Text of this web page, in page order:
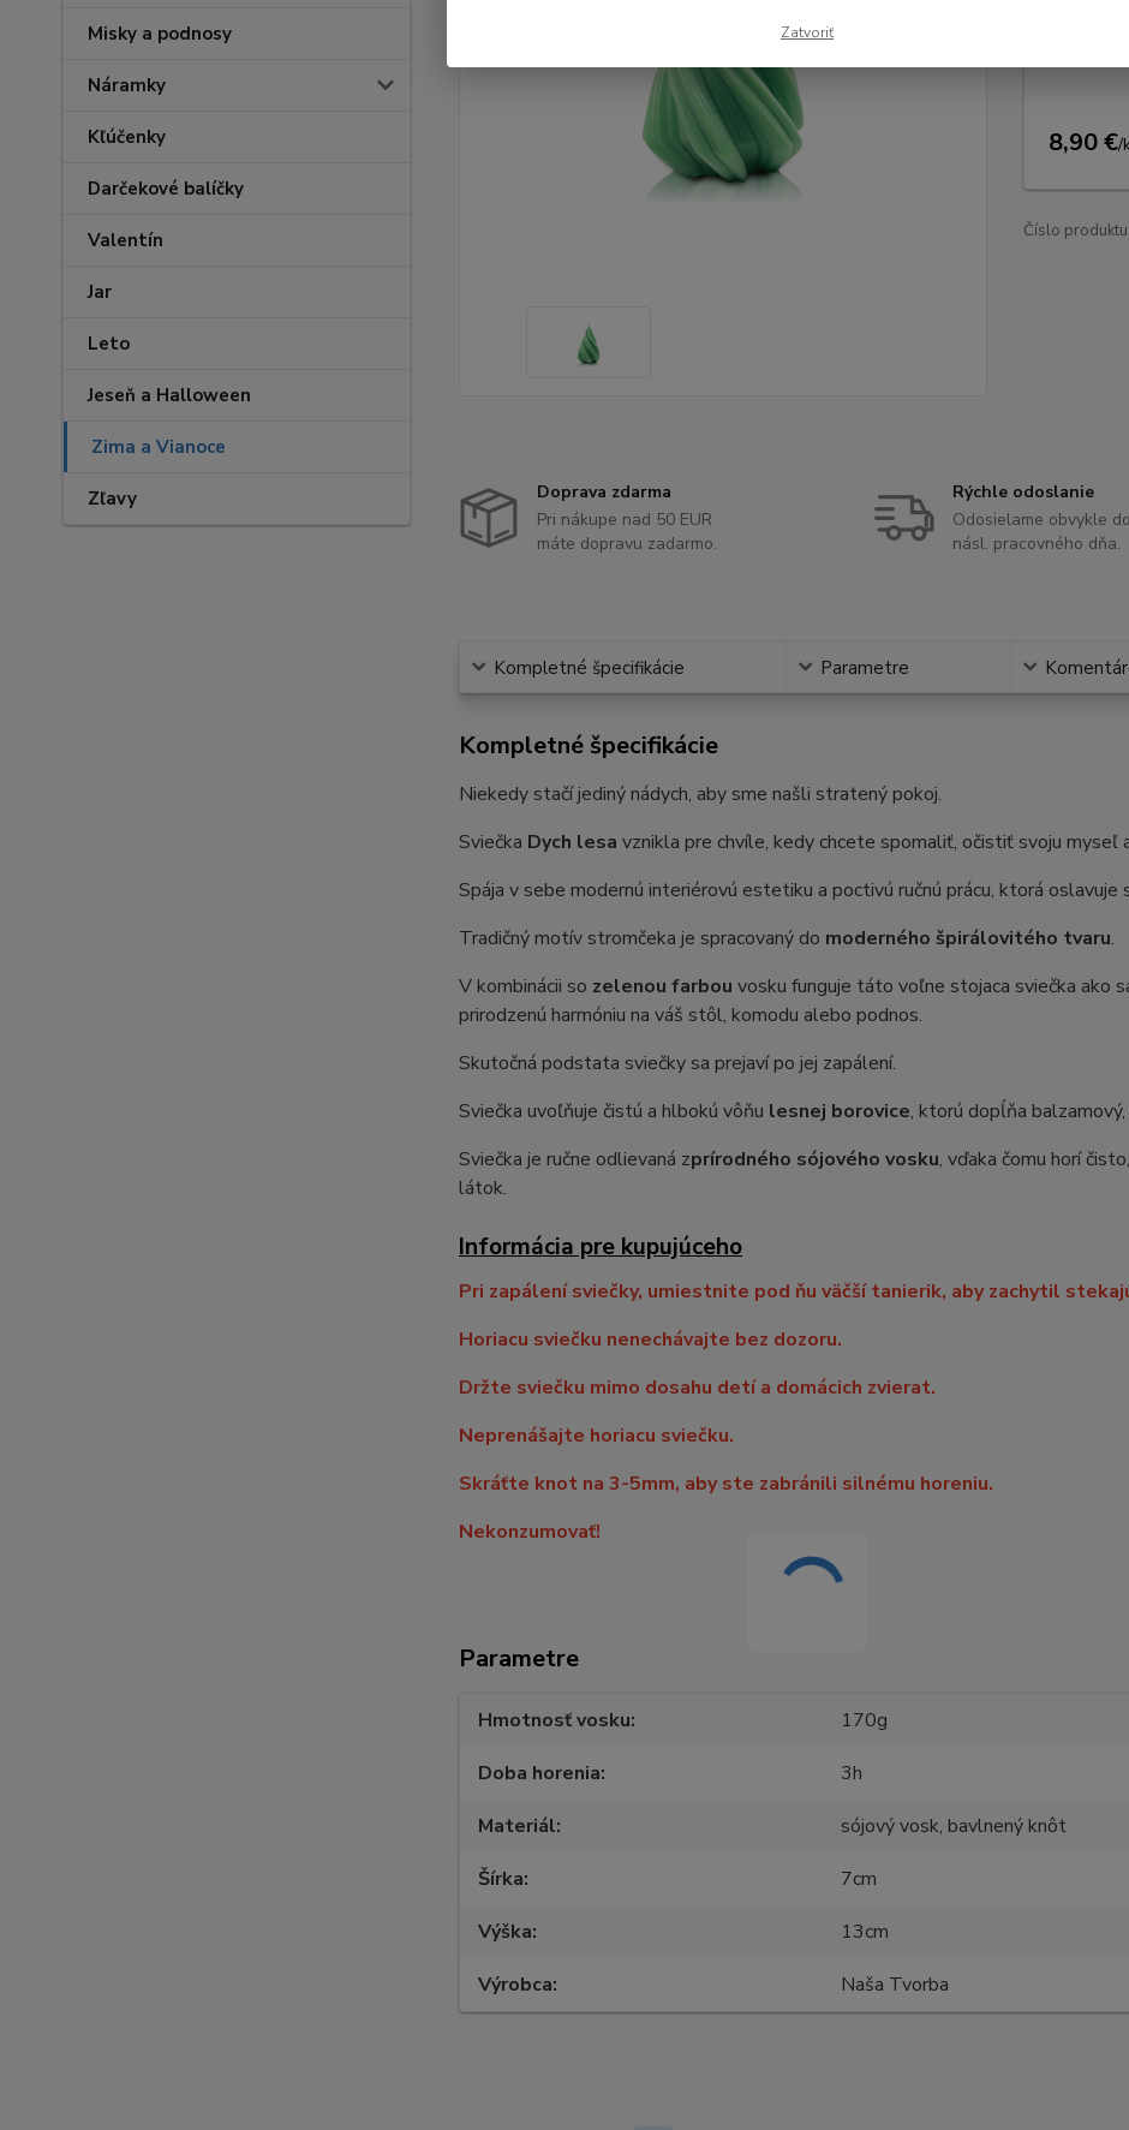
Misky a podnosy
Náramky
Kľúčenky
Darčekové balíčky
Valentín
Jar
Leto
Jeseň a Halloween
Zima a Vianoce
Zľavy
Nie sme
8,90 €/
Číslo produktu:
Doprava zdarma
Pri nákupe nad 50 EUR
máte dopravu zadarmo.
Rýchle odoslanie
Odosielame obvykle do
násl. pracovného dňa.
Kompletné špecifikácie Parametre
Kompletné špecifikácie
Niekedy stačí jediný nádych, aby sme našli stratený pokoj.
Sviečka Dych lesa vznikla pre chvíle, kedy chcete spomaliť, očistiť svoju myseľ
Spája v sebe modernú interiérovú estetiku a poctivú ručnú prácu, ktorá oslavuje
Tradičný motív stromčeka je spracovaný do moderného špirálovitého tvaru.
V kombinácii so zelenou farbou vosku funguje táto voľne stojaca sviečka ako
prirodzenú harmóniu na váš stôl, komodu alebo podnos.
Skutočná podstata sviečky sa prejaví po jej zapálení.
Sviečka uvoľňuje čistú a hlbokú vôňu lesnej borovice, ktorú dopĺňa
Sviečka je ručne odlievaná zprírodného sójového vosku, vďaka čomu horí
látok.
Informácia pre kupujúceho
Pri zapálení sviečky, umiestnite pod ňu väčší tanierik, aby zachytil
Horiacu sviečku nenechávajte bez dozoru.
Držte sviečku mimo dosahu detí a domácich zvierat.
Neprenášajte horiacu sviečku.
Skráťte knot na 3-5mm, aby ste zabránili silnému horeniu.
Nekonzumovať!
Parametre
Hmotnosť vosku
170g
Doba horenia
3h
Materiál
sójový vosk, bavlnený knôt
Šírka
7cm
Výška
13cm
Výrobca
Naša Tvorba
Zatvoriť